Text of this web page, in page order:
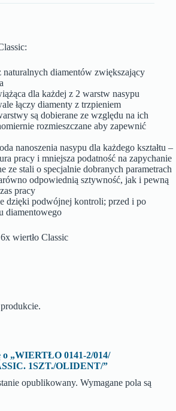
naturalnych diamentów zwiększający
dla każdej z 2 warstw nasypu
łączy diamenty z trzpieniem
są dobierane ze względu na ich
rozmieszczane aby zapewnić
nanoszenia nasypu dla każdego kształtu –
pracy i mniejsza podatność na zapychanie
ze stali o specjalnie dobranych parametrach
odpowiednią sztywność, jak i pewną
pracy
dzięki podwójnej kontroli; przed i po
diamentowego
wiertło Classic
o „WIERTŁO 0141-2/014/
1SZT./OLIDENT/”
opublikowany. Wymagane pola są